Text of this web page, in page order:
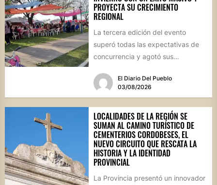
PROYECTA SU CRECIMIENTO
REGIONAL
La tercera edición del evento
superó todas las expectativas de
concurrencia y agotó sus
marco, el...El Diario Del Pueblo
03/08/2026
LOCALIDADES DE LA REGIÓN SE
SUMAN AL CAMINO TURÍSTICO DE
CEMENTERIOS CORDOBESES, EL
NUEVO CIRCUITO QUE RESCATA LA
HISTORIA Y LA IDENTIDAD
PROVINCIAL
La Provincia presentó un innovador